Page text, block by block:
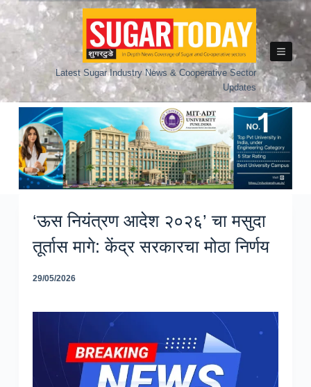
Skip
to
Latest Sugar Industry News & Cooperative Sector
Updates
‘ऊस नियंत्रण आदेश २०२६’ चा मसुदा
तूर्तास मागे: केंद्र सरकारचा मोठा निर्णय
29/05/2026